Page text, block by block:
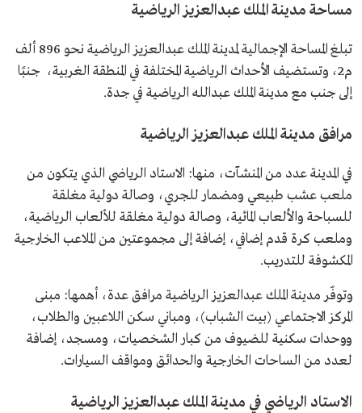
مساحة مدينة الملك عبدالعزيز الرياضية
تبلغ المساحة الإجمالية لمدينة الملك عبدالعزيز الرياضية نحو 896 ألف
م2، وتستضيف الأحداث الرياضية المختلفة في المنطقة الغربية، جنبًا
إلى جنب مع مدينة الملك عبدالله الرياضية في جدة.
مرافق مدينة الملك عبدالعزيز الرياضية
في المدينة عدد من المنشآت، منها: الاستاد الرياضي الذي يتكون من
ملعب عشب طبيعي ومضمار للجري، وصالة دولية مغلقة
للسباحة والألعاب المائية، وصالة دولية مغلقة للألعاب الرياضية،
وملعب كرة قدم إضافي، إضافة إلى مجموعتين من الملاعب الخارجية
المكشوفة للتدريب.
وتوفّر مدينة الملك عبدالعزيز الرياضية مرافق عدة، أهمها: مبنى
المركز الاجتماعي (بيت الشباب)، ومباني سكن اللاعبين والطلاب،
ووحدات سكنية للضيوف من كبار الشخصيات، ومسجد، إضافة
لعدد من الساحات الخارجية والحدائق ومواقف السيارات.
الاستاد الرياضي في مدينة الملك عبدالعزيز الرياضية